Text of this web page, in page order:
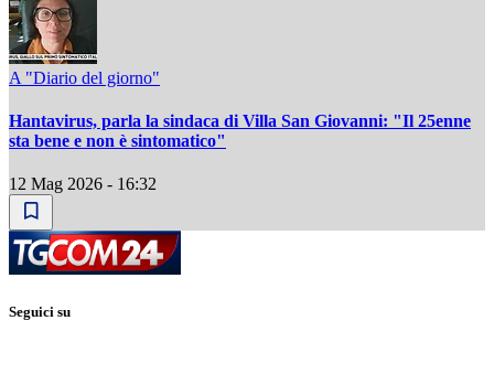
A "Diario del giorno"
Hantavirus, parla la sindaca di Villa San Giovanni: "Il 25enne
sta bene e non è sintomatico"
12 Mag 2026 - 16:32
Seguici su